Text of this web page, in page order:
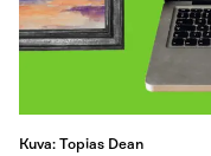
Kuva: Topias Dean